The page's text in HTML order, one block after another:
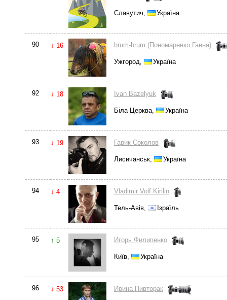
Славутич, Україна
90 ↓ 16 brum-brum (Пономаренко Ганна)
Ужгород, Україна
92 ↓ 18 Ivan Bazelyuk
Біла Церква, Україна
93 ↓ 19 Гарик Соколов
Лисичанськ, Україна
94 ↓ 4 Vladimir Volf Kirilin
Тель-Авів, Ізраїль
95 ↑ 5 Игорь Филипенко
Київ, Україна
96 ↓ 53 Ирина Пивторак